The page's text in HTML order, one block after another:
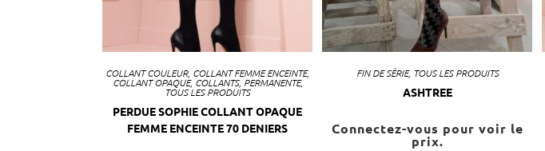
COLLANT COULEUR, COLLANT FEMME ENCEINTE,
COLLANT OPAQUE, COLLANTS, PERMANENTE,
TOUS LES PRODUITS
PERDUE SOPHIE COLLANT OPAQUE
FEMME ENCEINTE 70 DENIERS
FIN DE SÉRIE, TOUS LES PRODUITS
ASHTREE
Connectez-vous pour voir le
prix.